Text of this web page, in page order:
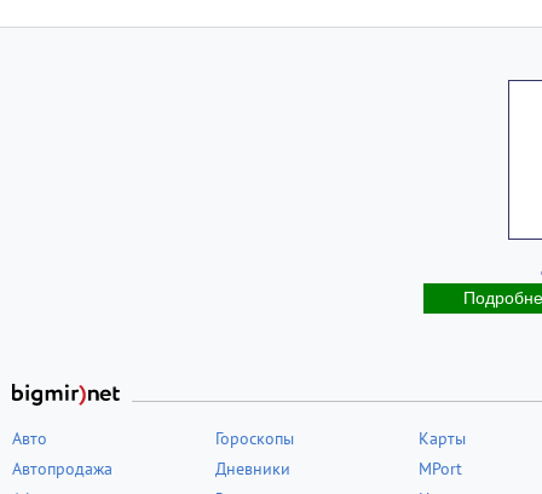
Авто
Автопродажа
Гороскопы
Дневники
Карты
MPort